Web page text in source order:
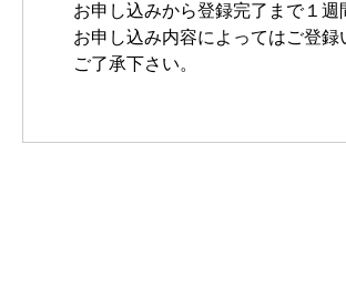
お申し込みから登録完了まで１週
お申し込み内容によってはご登録
ご了承下さい。